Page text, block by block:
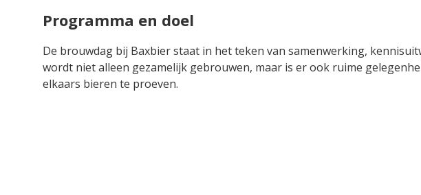
Programma en doel
De brouwdag bij Baxbier staat in het teken van samenwerking,
wordt niet alleen gezamelijk gebrouwen, maar is er ook ruime
elkaars bieren te proeven.